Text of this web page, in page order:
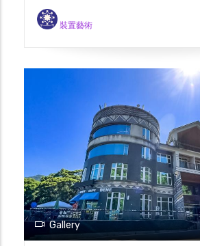
正值懷孕，而當孩子出生帶回港
落的I-na(泛指與母親同輩之婦
族的琉璃頸鍊(veceqel)與項鍊
系列作品，蘊含太陽、土地、水
球萬物生命共同體的概念，詮釋
人與人之間彼此的距離和自然環
series. The first necklace
the birth of Kulele’s child, who was born in
Hualien. The woman from
named the child Cangaw,
necklace in Amis language. Veceqel is the
Paiwan word for a
裝置藝術
Gallery